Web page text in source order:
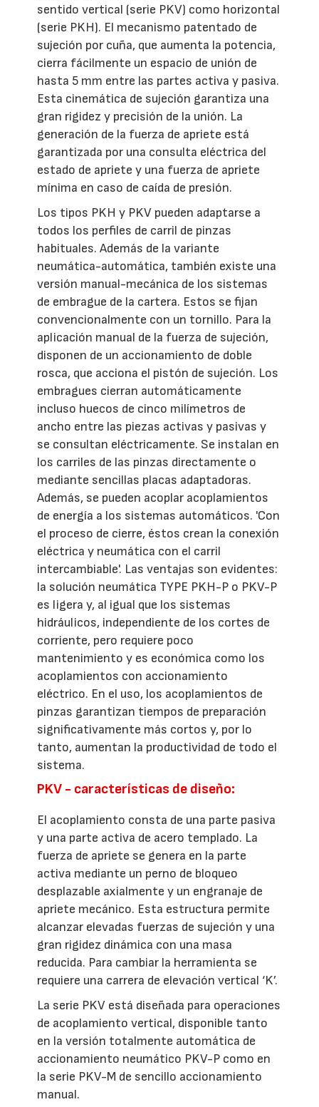
sentido vertical (serie PKV) como horizontal
(serie PKH). El mecanismo patentado de
sujeción por cuña, que aumenta la potencia,
cierra fácilmente un espacio de unión de
hasta 5 mm entre las partes activa y pasiva.
Esta cinemática de sujeción garantiza una
gran rigidez y precisión de la unión. La
generación de la fuerza de apriete está
garantizada por una consulta eléctrica del
estado de apriete y una fuerza de apriete
mínima en caso de caída de presión.
Los tipos PKH y PKV pueden adaptarse a
todos los perfiles de carril de pinzas
habituales. Además de la variante
neumática-automática, también existe una
versión manual-mecánica de los sistemas
de embrague de la cartera. Estos se fijan
convencionalmente con un tornillo. Para la
aplicación manual de la fuerza de sujeción,
disponen de un accionamiento de doble
rosca, que acciona el pistón de sujeción. Los
embragues cierran automáticamente
incluso huecos de cinco milímetros de
ancho entre las piezas activas y pasivas y
se consultan eléctricamente. Se instalan en
los carriles de las pinzas directamente o
mediante sencillas placas adaptadoras.
Además, se pueden acoplar acoplamientos
de energía a los sistemas automáticos. 'Con
el proceso de cierre, éstos crean la conexión
eléctrica y neumática con el carril
intercambiable'. Las ventajas son evidentes:
la solución neumática TYPE PKH-P o PKV-P
es ligera y, al igual que los sistemas
hidráulicos, independiente de los cortes de
corriente, pero requiere poco
mantenimiento y es económica como los
acoplamientos con accionamiento
eléctrico. En el uso, los acoplamientos de
pinzas garantizan tiempos de preparación
significativamente más cortos y, por lo
tanto, aumentan la productividad de todo el
sistema.
PKV - características de diseño:
El acoplamiento consta de una parte pasiva
y una parte activa de acero templado. La
fuerza de apriete se genera en la parte
activa mediante un perno de bloqueo
desplazable axialmente y un engranaje de
apriete mecánico. Esta estructura permite
alcanzar elevadas fuerzas de sujeción y una
gran rigidez dinámica con una masa
reducida. Para cambiar la herramienta se
requiere una carrera de elevación vertical ‘K’.
La serie PKV está diseñada para operaciones
de acoplamiento vertical, disponible tanto
en la versión totalmente automática de
accionamiento neumático PKV-P como en
la serie PKV-M de sencillo accionamiento
manual.